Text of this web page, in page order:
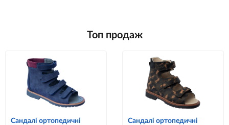
Топ продаж
Сандалі ортопедичні
Сандалі ортопедичні